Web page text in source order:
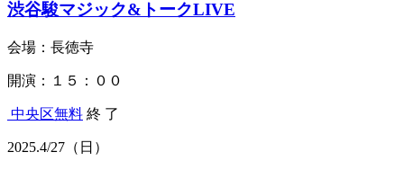
渋谷駿マジック&トークLIVE
会場：長徳寺
開演：１５：００
中央区無料 終 了
2025.4/27 （日）